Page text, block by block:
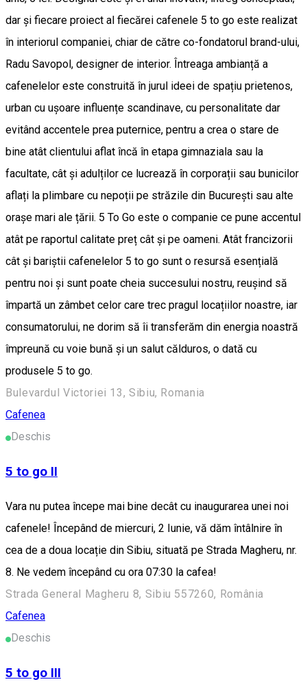
dar și fiecare proiect al fiecărei cafenele 5 to go este realizat
în interiorul companiei, chiar de către co-fondatorul brand-ului,
Radu Savopol, designer de interior. Întreaga ambianță a
cafenelelor este construită în jurul ideei de spațiu prietenos,
urban cu ușoare influențe scandinave, cu personalitate dar
evitând accentele prea puternice, pentru a crea o stare de
bine atât clientului aflat încă în etapa gimnaziala sau la
facultate, cât și adulților ce lucrează în corporații sau bunicilor
aflați la plimbare cu nepoții pe străzile din București sau alte
orașe mari ale țării. 5 To Go este o companie ce pune accentul
atât pe raportul calitate preț cât și pe oameni. Atât francizorii
cât și bariștii cafenelelor 5 to go sunt o resursă esențială
pentru noi și sunt poate cheia succesului nostru, reușind să
împartă un zâmbet celor care trec pragul locațiilor noastre, iar
consumatorului, ne dorim să îi transferăm din energia noastră
împreună cu voie bună și un salut călduros, o dată cu
produsele 5 to go.
Bulevardul Victoriei 13, Sibiu, Romania
Cafenea
Deschis
5 to go II
Vara nu putea începe mai bine decât cu inaugurarea unei noi
cafenele! Începând de miercuri, 2 Iunie, vă dăm întâlnire în
cea de a doua locație din Sibiu, situată pe Strada Magheru, nr.
8. Ne vedem începând cu ora 07:30 la cafea!
Strada General Magheru 8, Sibiu 557260, România
Cafenea
Deschis
5 to go III